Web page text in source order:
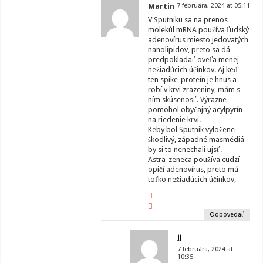
Martin 7 februára, 2024 at 05:11
V Sputniku sa na prenos
molekúl mRNA používa ľudský
adenovírus miesto jedovatých
nanolipidov, preto sa dá
predpokladať oveľa menej
nežiadúcich účinkov. Aj keď
ten spike-proteín je hnus a
robí v krvi zrazeniny, mám s
ním skúsenosť. Výrazne
pomohol obyčajný acylpyrín
na riedenie krvi.
Keby bol Sputnik vyložene
škodlivý, západné masmédiá
by si to nenechali ujsť.
Astra-zeneca používa cudzí
opičí adenovírus, preto má
toľko nežiadúcich účinkov,
Odpovedať
jj
7 februára, 2024 at
10:35